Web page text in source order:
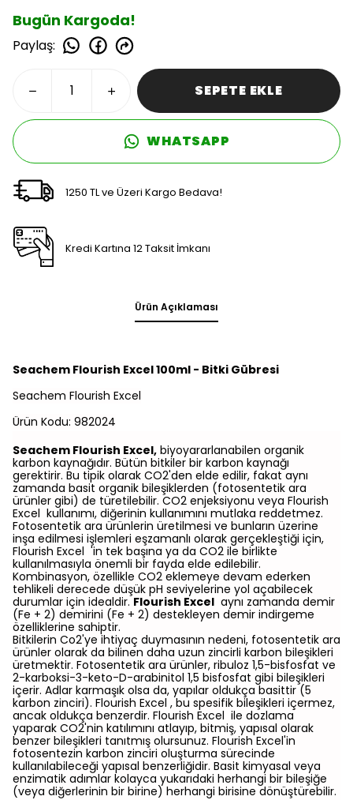
Bugün Kargoda!
Paylaş:
SEPETE EKLE
WHATSAPP
1250 TL ve Üzeri Kargo Bedava!
Kredi Kartına 12 Taksit İmkanı
Ürün Açıklaması
Seachem Flourish Excel 100ml - Bitki Gübresi
Seachem Flourish Excel
Ürün Kodu: 982024
Seachem Flourish Excel, biyoyararlanabilen organik
karbon kaynağıdır. Bütün bitkiler bir karbon kaynağı
gerektirir. Bu tipik olarak CO2'den elde edilir, fakat aynı
zamanda basit organik bileşiklerden (fotosentetik ara
ürünler gibi) de türetilebilir. CO2 enjeksiyonu veya Flourish
Excel kullanımı, diğerinin kullanımını mutlaka reddetmez.
Fotosentetik ara ürünlerin üretilmesi ve bunların üzerine
inşa edilmesi işlemleri eşzamanlı olarak gerçekleştiği için,
Flourish Excel 'in tek başına ya da CO2 ile birlikte
kullanılmasıyla önemli bir fayda elde edilebilir.
Kombinasyon, özellikle CO2 eklemeye devam ederken
tehlikeli derecede düşük pH seviyelerine yol açabilecek
durumlar için idealdir. Flourish Excel aynı zamanda demir
(Fe + 2) demirini (Fe + 2) destekleyen demir indirgeme
özelliklerine sahiptir.
Bitkilerin Co2'ye ihtiyaç duymasının nedeni, fotosentetik ara
ürünler olarak da bilinen daha uzun zincirli karbon bileşikleri
üretmektir. Fotosentetik ara ürünler, ribuloz 1,5-bisfosfat ve
2-karboksi-3-keto-D-arabinitol 1,5 bisfosfat gibi bileşikleri
içerir. Adlar karmaşık olsa da, yapılar oldukça basittir (5
karbon zinciri). Flourish Excel , bu spesifik bileşikleri içermez,
ancak oldukça benzerdir. Flourish Excel ile dozlama
yaparak CO2'nin katılımını atlayıp, bitmiş, yapısal olarak
benzer bileşikleri tanıtmış olursunuz. Flourish Excel'in
fotosentezin karbon zinciri oluşturma sürecinde
kullanılabileceği yapısal benzerliğidir. Basit kimyasal veya
enzimatik adımlar kolayca yukarıdaki herhangi bir bileşiğe
(veya diğerlerinin bir birine) herhangi birisine dönüştürebilir.